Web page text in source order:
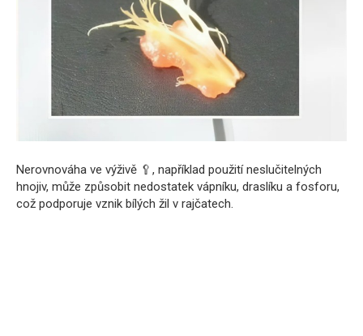
Nerovnováha ve výživě 🥄, například použití neslučitelných
hnojiv, může způsobit nedostatek vápníku, draslíku a fosforu,
což podporuje vznik bílých žil v rajčatech.